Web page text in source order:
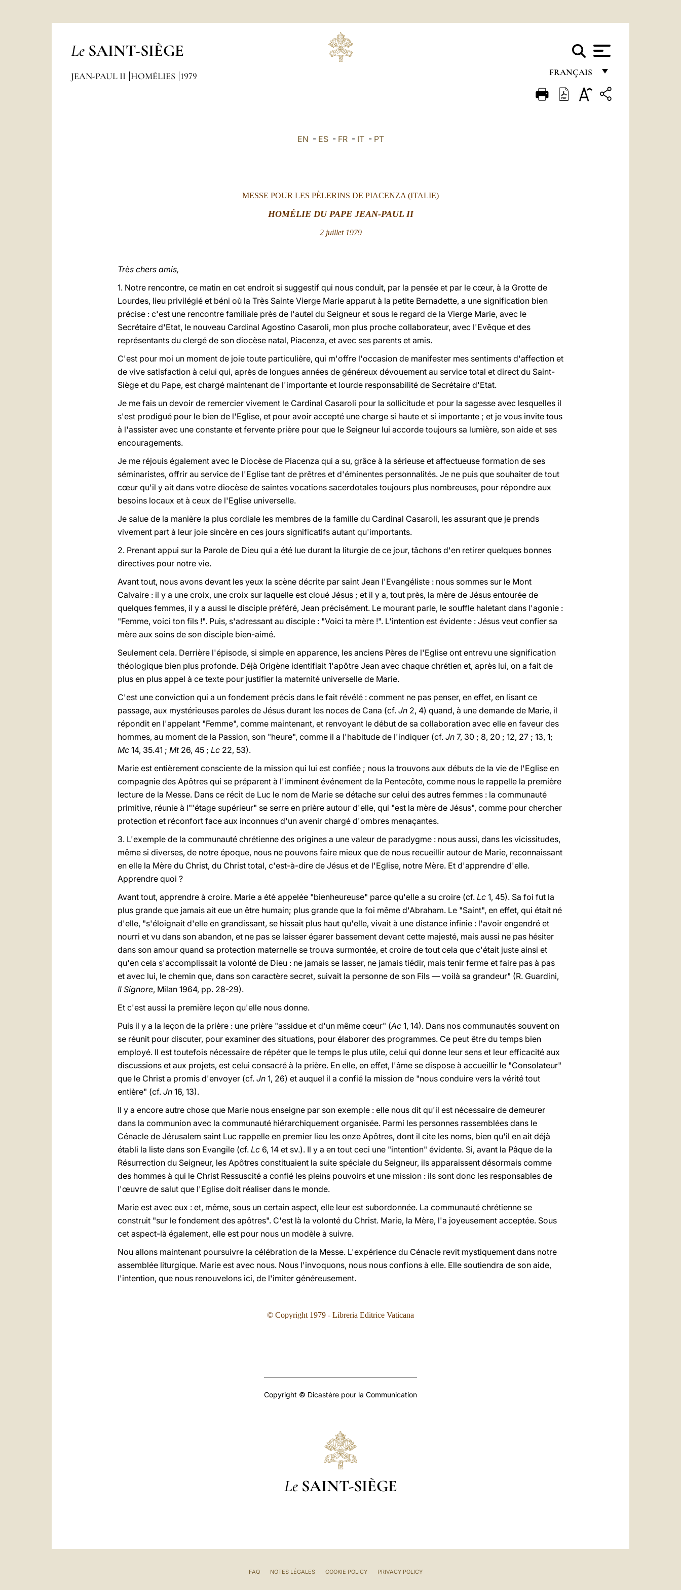
Le SAINT-SIÈGE
FRANÇAIS
FRANÇAIS
JEAN-PAUL II HOMÉLIES 1979
EN - ES- FR- IT- PT
MESSE POUR LES PÈLERINS DE PIACENZA (ITALIE)
HOMÉLIE DU PAPE JEAN-PAUL II
2 juillet 1979
Très chers amis,
1. Notre rencontre, ce matin en cet endroit si suggestif qui nous conduit, par la pensée et par le cœur, à la Grotte de
Lourdes, lieu privilégié et béni où la Très Sainte Vierge Marie apparut à la petite Bernadette, a une signification bien
précise : c'est une rencontre familiale près de l'autel du Seigneur et sous le regard de la Vierge Marie, avec le
Secrétaire d'Etat, le nouveau Cardinal Agostino Casaroli, mon plus proche collaborateur, avec l'Evêque et des
représentants du clergé de son diocèse natal, Piacenza, et avec ses parents et amis.
C'est pour moi un moment de joie toute particulière, qui m'offre l'occasion de manifester mes sentiments d'affection et
de vive satisfaction à celui qui, après de longues années de généreux dévouement au service total et direct du Saint-
Siège et du Pape, est chargé maintenant de l'importante et lourde responsabilité de Secrétaire d'Etat.
Je me fais un devoir de remercier vivement le Cardinal Casaroli pour la sollicitude et pour la sagesse avec lesquelles il
s'est prodigué pour le bien de l'Eglise, et pour avoir accepté une charge si haute et si importante ; et je vous invite tous
à l'assister avec une constante et fervente prière pour que le Seigneur lui accorde toujours sa lumière, son aide et ses
encouragements.
Je me réjouis également avec le Diocèse de Piacenza qui a su, grâce à la sérieuse et affectueuse formation de ses
séminaristes, offrir au service de l'Eglise tant de prêtres et d'éminentes personnalités. Je ne puis que souhaiter de tout
cœur qu'il y ait dans votre diocèse de saintes vocations sacerdotales toujours plus nombreuses, pour répondre aux
besoins locaux et à ceux de l'Eglise universelle.
Je salue de la manière la plus cordiale les membres de la famille du Cardinal Casaroli, les assurant que je prends
vivement part à leur joie sincère en ces jours significatifs autant qu'importants.
2. Prenant appui sur la Parole de Dieu qui a été lue durant la liturgie de ce jour, tâchons d'en retirer quelques bonnes
directives pour notre vie.
Avant tout, nous avons devant les yeux la scène décrite par saint Jean l'Evangéliste : nous sommes sur le Mont
Calvaire : il y a une croix, une croix sur laquelle est cloué Jésus ; et il y a, tout près, la mère de Jésus entourée de
quelques femmes, il y a aussi le disciple préféré, Jean précisément. Le mourant parle, le souffle haletant dans l'agonie :
"Femme, voici ton fils !". Puis, s'adressant au disciple : "Voici ta mère !". L'intention est évidente : Jésus veut confier sa
mère aux soins de son disciple bien-aimé.
Seulement cela. Derrière l'épisode, si simple en apparence, les anciens Pères de l'Eglise ont entrevu une signification
théologique bien plus profonde. Déjà Origène identifiait 1'apôtre Jean avec chaque chrétien et, après lui, on a fait de
plus en plus appel à ce texte pour justifier la maternité universelle de Marie.
C'est une conviction qui a un fondement précis dans le fait révélé : comment ne pas penser, en effet, en lisant ce
passage, aux mystérieuses paroles de Jésus durant les noces de Cana (cf. Jn 2, 4) quand, à une demande de Marie, il
répondit en l'appelant "Femme", comme maintenant, et renvoyant le début de sa collaboration avec elle en faveur des
hommes, au moment de la Passion, son "heure", comme il a l'habitude de l'indiquer (cf. Jn 7, 30 ; 8, 20 ; 12, 27 ; 13, 1;
Mc 14, 35.41 ; Mt26, 45 ; Lc 22, 53).
Marie est entièrement consciente de la mission qui lui est confiée ; nous la trouvons aux débuts de la vie de l'Eglise en
compagnie des Apôtres qui se préparent à l'imminent événement de la Pentecôte, comme nous le rappelle la première
lecture de la Messe. Dans ce récit de Luc le nom de Marie se détache sur celui des autres femmes : la communauté
primitive, réunie à l"'étage supérieur" se serre en prière autour d'elle, qui "est la mère de Jésus", comme pour chercher
protection et réconfort face aux inconnues d'un avenir chargé d'ombres menaçantes.
3. L'exemple de la communauté chrétienne des origines a une valeur de paradygme : nous aussi, dans les vicissitudes,
même si diverses, de notre époque, nous ne pouvons faire mieux que de nous recueillir autour de Marie, reconnaissant
en elle la Mère du Christ, du Christ total, c'est-à-dire de Jésus et de l'Eglise, notre Mère. Et d'apprendre d'elle.
Apprendre quoi ?
Avant tout, apprendre à croire. Marie a été appelée "bienheureuse" parce qu'elle a su croire (cf. Lc 1, 45). Sa foi fut la
plus grande que jamais ait eue un être humain; plus grande que la foi même d'Abraham. Le "Saint", en effet, qui était né
d'elle, "s'éloignait d'elle en grandissant, se hissait plus haut qu'elle, vivait à une distance infinie : l'avoir engendré et
nourri et vu dans son abandon, et ne pas se laisser égarer bassement devant cette majesté, mais aussi ne pas hésiter
dans son amour quand sa protection maternelle se trouva surmontée, et croire de tout cela que c'était juste ainsi et
qu'en cela s'accomplissait la volonté de Dieu : ne jamais se lasser, ne jamais tiédir, mais tenir ferme et faire pas à pas
et avec lui, le chemin que, dans son caractère secret, suivait la personne de son Fils — voilà sa grandeur" (R. Guardini,
Il Signore, Milan 1964, pp. 28-29).
Et c'est aussi la première leçon qu'elle nous donne.
Puis il y a la leçon de la prière : une prière "assidue et d'un même cœur" (Ac 1, 14). Dans nos communautés souvent on
se réunit pour discuter, pour examiner des situations, pour élaborer des programmes. Ce peut être du temps bien
employé. Il est toutefois nécessaire de répéter que le temps le plus utile, celui qui donne leur sens et leur efficacité aux
discussions et aux projets, est celui consacré à la prière. En elle, en effet, l'âme se dispose à accueillir le "Consolateur"
que le Christ a promis d'envoyer (cf. Jn 1, 26) et auquel il a confié la mission de "nous conduire vers la vérité tout
entière" (cf. Jn 16, 13).
Il y a encore autre chose que Marie nous enseigne par son exemple : elle nous dit qu'il est nécessaire de demeurer
dans la communion avec la communauté hiérarchiquement organisée. Parmi les personnes rassemblées dans le
Cénacle de Jérusalem saint Luc rappelle en premier lieu les onze Apôtres, dont il cite les noms, bien qu'il en ait déjà
établi la liste dans son Evangile (cf. Lc 6, 14 et sv.). Il y a en tout ceci une "intention" évidente. Si, avant la Pâque de la
Résurrection du Seigneur, les Apôtres constituaient la suite spéciale du Seigneur, ils apparaissent désormais comme
des hommes à qui le Christ Ressuscité a confié les pleins pouvoirs et une mission : ils sont donc les responsables de
l'œuvre de salut que l'Eglise doit réaliser dans le monde.
Marie est avec eux : et, même, sous un certain aspect, elle leur est subordonnée. La communauté chrétienne se
construit "sur le fondement des apôtres". C'est là la volonté du Christ. Marie, la Mère, l'a joyeusement acceptée. Sous
cet aspect-là également, elle est pour nous un modèle à suivre.
Nou allons maintenant poursuivre la célébration de la Messe. L'expérience du Cénacle revit mystiquement dans notre
assemblée liturgique. Marie est avec nous. Nous l'invoquons, nous nous confions à elle. Elle soutiendra de son aide,
l'intention, que nous renouvelons ici, de l'imiter généreusement.
© Copyright 1979 - Libreria Editrice Vaticana
Copyright © Dicastère pour la Communication
Le SAINT-SIÈGE
FAQ NOTES LÉGALES COOKIE POLICY PRIVACY POLICY